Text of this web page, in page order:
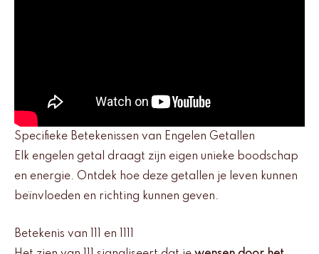
Specifieke Betekenissen van Engelen Getallen
Elk engelen getal draagt zijn eigen unieke boodschap
en energie. Ontdek hoe deze getallen je leven kunnen
beïnvloeden en richting kunnen geven.
Betekenis van 111 en 1111